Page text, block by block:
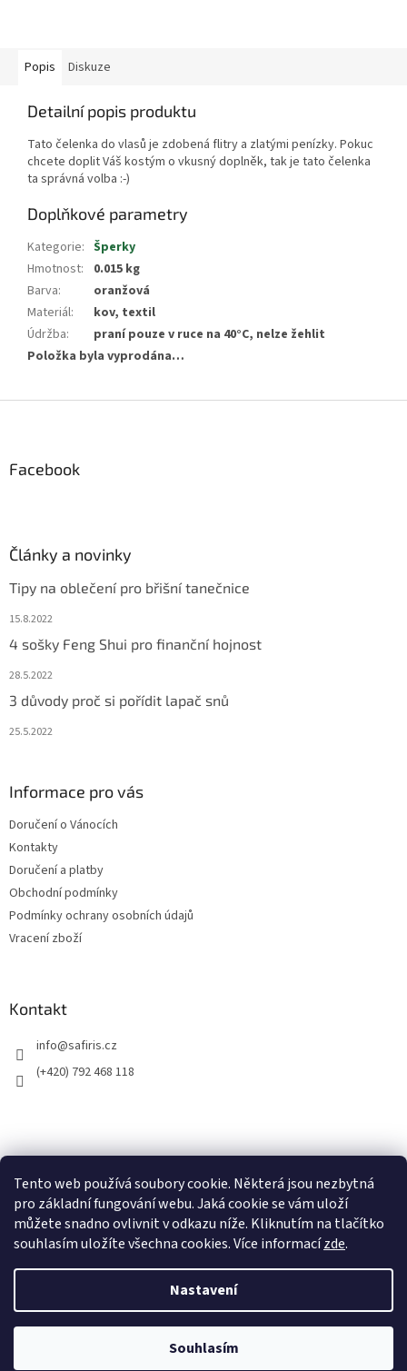
Tento web používá soubory cookie. Některá jsou nezbytná
pro základní fungování webu. Jaká cookie se vám uloží
můžete snadno ovlivnit v odkazu níže. Kliknutím na tlačítko
souhlasím uložíte všechna cookies. Více informacízde.
Nastavení
Souhlasím
Popis Diskuze
Detailní popis produktu
Tato čelenka do vlasů je zdobená flitry a zlatými penízky. Pokuc
chcete doplit Váš kostým o vkusný doplněk, tak je tato čelenka
ta správná volba :-)
Doplňkové parametry
Kategorie: Šperky
Hmotnost:
0.015 kg
Barva:
oranžová
Materiál:
kov, textil
Údržba:
praní pouze v ruce na 40°C, nelze žehlit
Položka byla vyprodána…
Facebook
Články a novinky
Tipy na oblečení pro břišní tanečnice
15.8.2022
4 sošky Feng Shui pro finanční hojnost
28.5.2022
3 důvody proč si pořídit lapač snů
25.5.2022
Informace pro vás
Doručení o Vánocích
Kontakty
Doručení a platby
Obchodní podmínky
Podmínky ochrany osobních údajů
Vracení zboží
Kontakt
info@safiris.cz
(+420) 792 468 118
Vytvořil Shoptet
Safiris.cz. Všechna práva vyhrazena.